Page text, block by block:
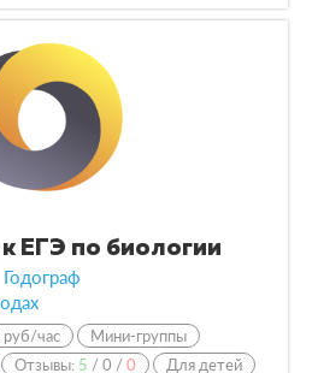
ЕГЭ по биологии
Годограф
час
Мини-группы
Отзывы: 5 /0 /0 Для детей